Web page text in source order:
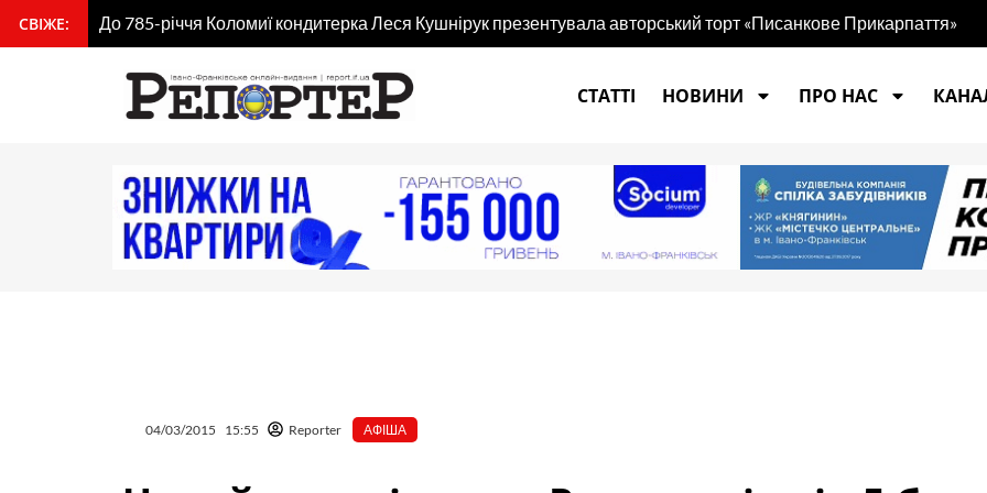
вмісту
СВІЖЕ: До 785-річчя Коломиї кондитерка Леся Кушнірук презентувала авторський торт «Писанкове Прикарпаття»
СТАТТІ
НОВИНИ ПРО НАС
04/03/2015 15:55 Reporter АФІША